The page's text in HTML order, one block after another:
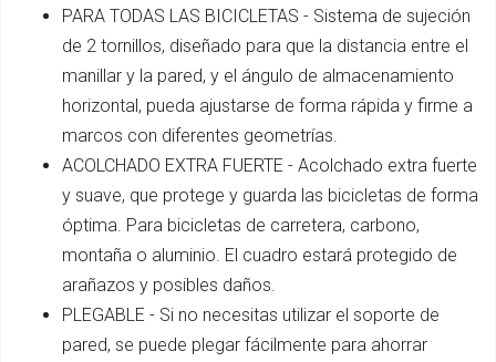
PARA TODAS LAS BICICLETAS - Sistema de sujeción
de 2 tornillos, diseñado para que la distancia entre el
manillar y la pared, y el ángulo de almacenamiento
horizontal, pueda ajustarse de forma rápida y firme a
marcos con diferentes geometrías.
ACOLCHADO EXTRA FUERTE - Acolchado extra fuerte
y suave, que protege y guarda las bicicletas de forma
óptima. Para bicicletas de carretera, carbono,
montaña o aluminio. El cuadro estará protegido de
arañazos y posibles daños.
PLEGABLE - Si no necesitas utilizar el soporte de
pared, se puede plegar fácilmente para ahorrar